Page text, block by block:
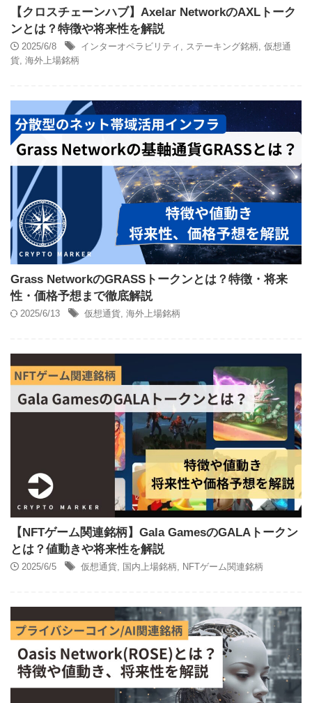
【クロスチェーンハブ】Axelar NetworkのAXLトーク
ンとは？特徴や将来性を解説
2025/6/8 インターオペラビリティ , ステーキング銘柄, 仮想通
貨, 海外上場銘柄
Grass NetworkのGRASSトークンとは？特徴・将来
性・価格予想まで徹底解説
2025/6/13 仮想通貨, 海外上場銘柄
【NFTゲーム関連銘柄】Gala GamesのGALAトークン
とは？値動きや将来性を解説
2025/6/5 仮想通貨, 国内上場銘柄, NFTゲーム関連銘柄